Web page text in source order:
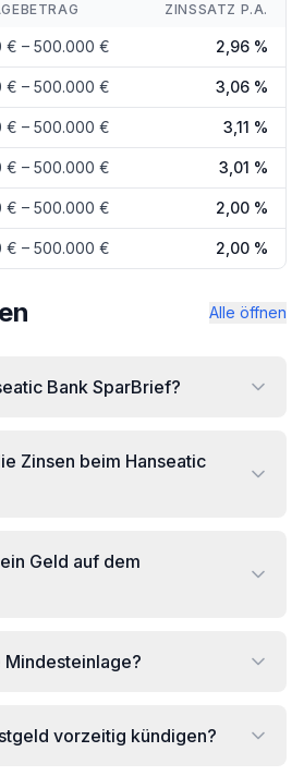
ZINSSATZ P.A.
€ – 500.000 € 2,96 %
€ – 500.000 € 3,06 %
€ – 500.000 € 3,11 %
€ – 500.000 € 3,01 %
€ – 500.000 € 2,00 %
€ – 500.000 € 2,00 %
Alle öffnen
Bank SparBrief?
Zinsen beim Hanseatic
Geld auf dem
vorzeitig kündigen?